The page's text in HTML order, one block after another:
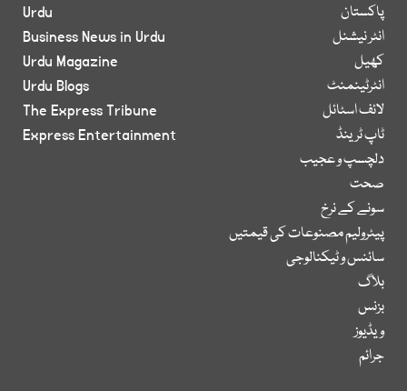
پاکستان
انٹر نیشنل
کھیل
انٹرٹینمنٹ
لائف اسٹائل
ٹاپ ٹرینڈ
دلچسپ و عجیب
صحت
سونے کے نرخ
پیٹرولیم مصنوعات کی قیمتیں
سائنس و ٹیکنالوجی
بلاگ
بزنس
ویڈیوز
جرائم
Urdu
Business News in Urdu
Urdu Magazine
Urdu Blogs
The Express Tribune
Express Entertainment